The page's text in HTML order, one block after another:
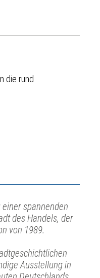
die rund
spannenden
des Handels, der
von 1989.
Ausstellung in